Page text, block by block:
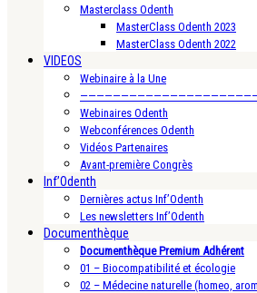
Masterclass Odenth
MasterClass Odenth 2023
MasterClass Odenth 2022
VIDEOS
Webinaire à la Une
Webinaires Odenth
Webconférences Odenth
Vidéos Partenaires
Avant-première Congrès
Inf’Odenth
Dernières actus Inf’Odenth
Les newsletters Inf’Odenth
Documenthèque
Documenthèque Premium Adhérent
01 – Biocompatibilité et écologie
02 – Médecine naturelle (homeo,